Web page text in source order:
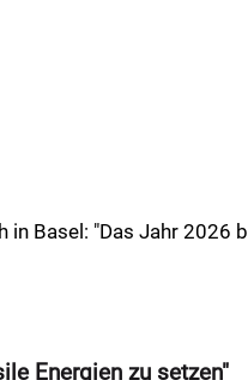
Basel: "Das Jahr 2026
Energien zu setzen"